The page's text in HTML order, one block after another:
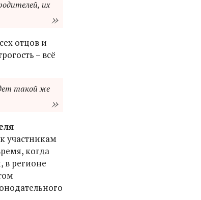
их
отцов и
– всё
такой же
участникам
когда
в регионе